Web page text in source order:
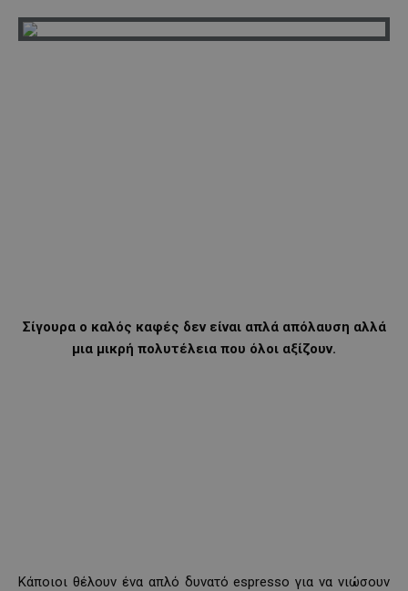
Σίγουρα ο καλός καφές δεν είναι απλά απόλαυση αλλά
μια μικρή πολυτέλεια που όλοι αξίζουν.
Κάποιοι θέλουν ένα απλό δυνατό espresso για να νιώσουν